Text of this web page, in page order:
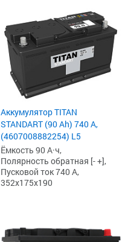
Аккумулятор TITAN
STANDART (90 Ah) 740 А,
(4607008882254) L5
Ёмкость 90 А·ч,
Полярность обратная [- +],
Пусковой ток 740 А,
352x175x190